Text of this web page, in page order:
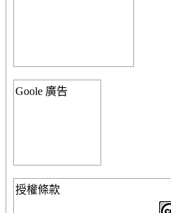
Goole 廣告
授權條款